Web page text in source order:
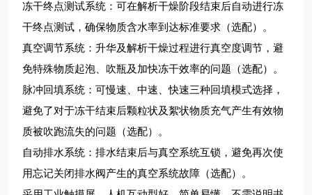
冻干终点测试系统：可在解析干燥阶段结束后自动进行冻
干终点测试，确保物质含水率到达标准要求（选配）。
真空调节系统：升华及解析干燥过程进行真空度调节，避
免特殊物质起泡、吹瓶及加快冻干效率的问题（选配）。
脉冲回填系统：可慢速、中速、快速三种回填模式选择，
避免了对于冻干结束后颗粒状及絮状物质充气产生有效物
质被吹跑流失的问题（选配）。
自动排水系统：排水结束后与真空系统互锁，避免再次使
用忘记关闭排水阀产生的真空系统故障（选配）。